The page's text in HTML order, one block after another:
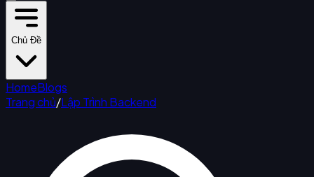
Chủ Đề
HomeBlogs
Trang chủ/Lập Trình Backend